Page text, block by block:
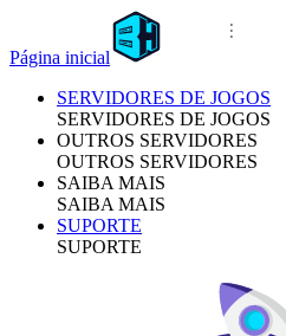
Página inicial
SERVIDORES DE JOGOS
SERVIDORES DE JOGOS
OUTROS SERVIDORES
OUTROS SERVIDORES
SAIBA MAIS
SAIBA MAIS
SUPORTE
SUPORTE